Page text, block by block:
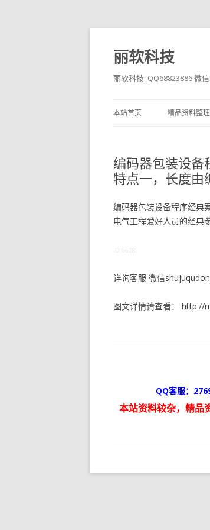
丽软科技
丽软科技_QQ68823886 微
本站首页 精品资料整
编码器包装设备
特点一，长度由
编码器包装设备程序经典
电气工程爱好人员的经典
ID:6628
详询客服 微信
图文详情请查看： http://
QQ客服：
本站资料较杂，精品